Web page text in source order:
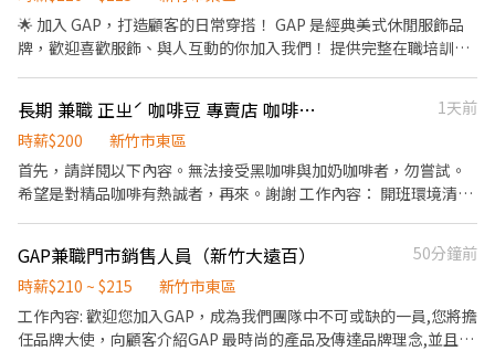
- 智取店：新竹市東區鐵道路一段28巷81號 新竹東南店：新竹市東
區東南街80號 新竹關新店：新竹市東區關新東路360號 新竹光復三
南大店：新竹市東區南大路576.576-1號 新竹食品 - 智取店：新竹市
東區食品路394號 新竹建中店：新竹市東區建中路85號 新竹大同
店：新竹市東區大同路69號 新竹金山店：新竹市東區金山北一街
116號 香山區 香山中華 - 智取店：新竹市香山區中華路四段699號
應徵方式📜 ①應徵預約請點選右方加入 ➤ https://lin.ee/beutrIB
②ʟɪɴᴇ搜尋加入 ➤ @783qcndn ✍🏻以上加入留言 全名✚電話 附上 職
上預約，請勿直接到現場應徵⚠️⚠️ - ⭐⭐⭐ 應 徵 方 式 ⭐⭐⭐ ➊請加入
官方聯繫 👉 https://lin.ee/M1T2713 ➋留言：姓名/電話/地區/職
日班時薪=$229 晚班另有獎金+20=時薪$249 夜班另有獎金+40=時
薪$269 ━━━━━━━━━━━━━ 📍 【熱門開缺地點】新竹市
東區、北區、香山區 ━━━━━━━━━━━━ 📩 【火速卡位應徵
流程】 ➊ 點擊填寫廠商制式履歷（1分鐘完成，快速安排送審）：
👉https://reurl.cc/Wbek79 🔒 【隱私防線】個資僅供廠商審核，敏
https://lin.ee/OBnhVN5 私訊留下 ⌜姓名+電話 +應徵蝦皮門市人
員」💥
荷包兼顧） 17:30 - 20:30（3小時） 17:00 - 21:00（4小時） 給班要
求： 每週排 4-5 天。 尊榮時薪： 200 元。 - 🎯 誰是我們要找的「本
師： 追求穩定工讀，不會突然人間蒸發。 守時模範生： 知道 17:00
就是 17:00，不是 17:05。 - ⚠️ 面試官的真心告白 手速要快： 職缺
消失的速度比 5G 還快，多家同步招募中！ 專一不二： 此份工作不
可兼職，且需提供體檢報告。 拒絕鴿子： 我們的專業很堅強，但心
靈跟手機螢幕一樣脆弱，放鴿子我們會哭喔🥺。 📍 前五天門市訓練
＋評核 - 【面試流程】 填寫表單後採電話面試 －> 書面審核 －> 確
定錄取，於實體門市訓練 - ✨ 投下履歷，把滑手機的時間變成存
🌟 加入 GAP，打造顧客的日常穿搭！ GAP 是經典美式休閒服飾品
牌，歡迎喜歡服飾、與人互動的你加入我們！ 提供完整在職培訓，
境 🙋【我們在找這樣的你】 • 喜歡與人互動，具良好溝通能力 •
對服飾、穿搭或零售服務有興趣 • 願意學習，具服務熱忱 🕘【排班
需求】 • 上班時段：07:00–23:00（可彈性排班） • 每次至少 4 小
時，每週至少 20 小時 • 每週可配合假日排班至少 1 天 • 進貨日需
長期 兼職 正ㄓˊ 咖啡豆 專賣店 咖啡廳 新竹 有店貓
1天前
時薪$200
新竹市東區
首先，請詳閱以下內容。無法接受黑咖啡與加奶咖啡者，勿嘗試。
希望是對精品咖啡有熱誠者，再來。謝謝 工作內容： 開班環境清
有7成工作時間是在挑瑕疵咖啡豆，此工作需要耗費 眼力 及 耐心。
無 耐心 者請勿嘗試。謝謝。 目前需要可以配合彈性時段的上班者，
薪資 時薪 制(200)詳細面談。希望應徵者是對精品咖啡有興趣者。
有機會培訓成正式店員。希望假日都可以上班最好(可輪排休)。平日
GAP兼職門市銷售人員（新竹大遠百）
50分鐘前
時薪$210 ~ $215
新竹市東區
工作內容: 歡迎您加入GAP，成為我們團隊中不可或缺的一員,您將擔
任品牌大使，向顧客介紹GAP 最時尚的產品及傳達品牌理念,並且提